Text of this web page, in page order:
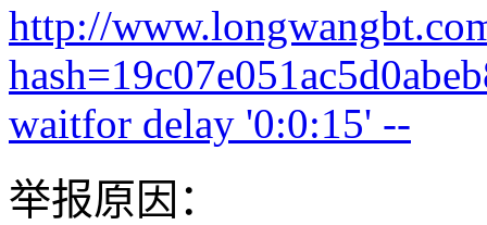
http://
waitfor delay '0:0:15' --
举报原因：